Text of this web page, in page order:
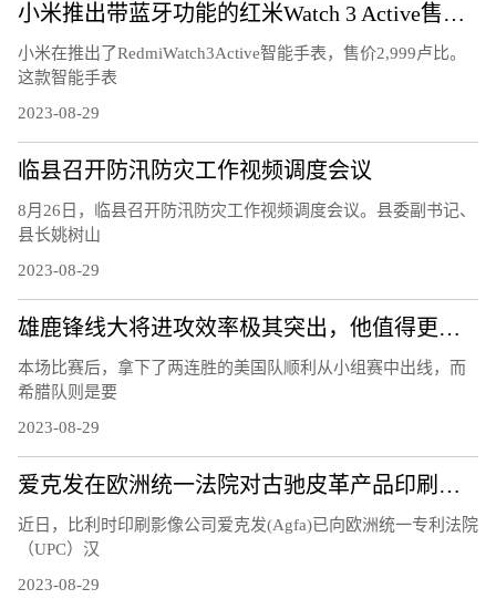
小米推出带蓝牙功能的红米Watch 3 Active售价2999卢比
小米在推出了RedmiWatch3Active智能手表，售价2,999卢比。
这款智能手表
2023-08-29
临县召开防汛防灾工作视频调度会议
8月26日，临县召开防汛防灾工作视频调度会议。县委副书记、
县长姚树山
2023-08-29
雄鹿锋线大将进攻效率极其突出，他值得更多的出场机会？
本场比赛后，拿下了两连胜的美国队顺利从小组赛中出线，而
希腊队则是要
2023-08-29
爱克发在欧洲统一法院对古驰皮革产品印刷专利提起诉讼
近日，比利时印刷影像公司爱克发(Agfa)已向欧洲统一专利法院
（UPC）汉
2023-08-29